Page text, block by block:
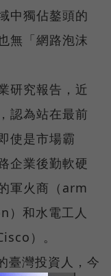
中獨佔鏊頭的
無「網路泡沫
研究報告，近
認為站在最前
使是市場霸
企業後勤軟硬
軍火商（arm
和水電工人
）。
臺灣投資人，今